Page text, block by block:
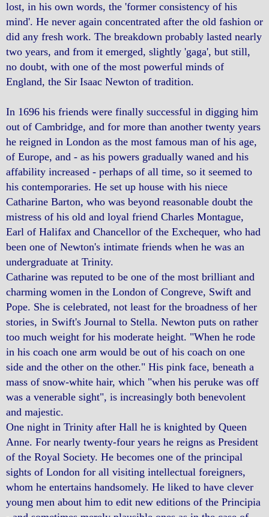
lost, in his own words, the 'former consistency of his
mind'. He never again concentrated after the old fashion or
did any fresh work. The breakdown probably lasted nearly
two years, and from it emerged, slightly 'gaga', but still,
no doubt, with one of the most powerful minds of
England, the Sir Isaac Newton of tradition.
In 1696 his friends were finally successful in digging him
out of Cambridge, and for more than another twenty years
he reigned in London as the most famous man of his age,
of Europe, and - as his powers gradually waned and his
affability increased - perhaps of all time, so it seemed to
his contemporaries. He set up house with his niece
Catharine Barton, who was beyond reasonable doubt the
mistress of his old and loyal friend Charles Montague,
Earl of Halifax and Chancellor of the Exchequer, who had
been one of Newton's intimate friends when he was an
undergraduate at Trinity.
Catharine was reputed to be one of the most brilliant and
charming women in the London of Congreve, Swift and
Pope. She is celebrated, not least for the broadness of her
stories, in Swift's Journal to Stella. Newton puts on rather
too much weight for his moderate height. "When he rode
in his coach one arm would be out of his coach on one
side and the other on the other." His pink face, beneath a
mass of snow-white hair, which "when his peruke was off
was a venerable sight", is increasingly both benevolent
and majestic.
One night in Trinity after Hall he is knighted by Queen
Anne. For nearly twenty-four years he reigns as President
of the Royal Society. He becomes one of the principal
sights of London for all visiting intellectual foreigners,
whom he entertains handsomely. He liked to have clever
young men about him to edit new editions of the Principia